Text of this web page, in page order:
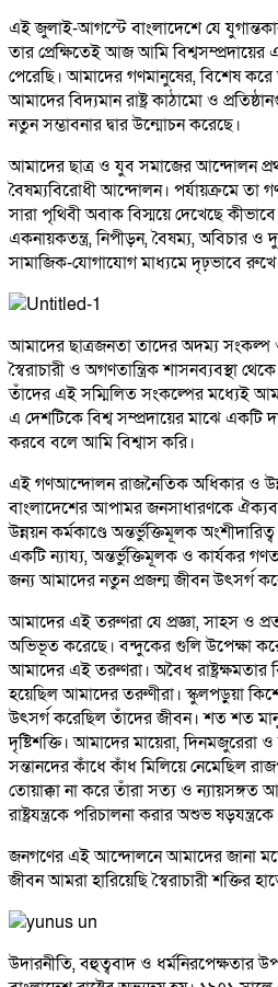
এই জুলাই-আগস্টে বাংলাদেশে যে
তার প্রেক্ষিতেই আজ আমি
পেরেছি। আমাদের গণমানুষের, বিশেষ
আমাদের বিদ্যমান রাষ্ট্র কাঠামো ও
নতুন সম্ভাবনার দ্বার উন্মোচন করেছে।
আমাদের ছাত্র ও যুব সমাজের আন্দোলন
বৈষম্যবিরোধী আন্দোলন। পর্যায়ক্রমে
সারা পৃথিবী অবাক বিস্ময়ে দেখেছে
একনায়কতন্ত্র, নিপীড়ন, বৈষম্য, অবিচার ও
সামাজিক-যোগাযোগ মাধ্যমে দৃঢ়ভাবে রুখে
আমাদের ছাত্রজনতা তাদের অদম্য সংকল্প
স্বৈরাচারী ও অগণতান্ত্রিক শাসনব্যবস্থা
তাঁদের এই সম্মিলিত সংকল্পের মধ্যেই
এ দেশটিকে বিশ্ব সম্প্রদায়ের মাঝে একটি
করবে বলে আমি বিশ্বাস করি।
এই গণআন্দোলন রাজনৈতিক অধিকার ও
বাংলাদেশের আপামর জনসাধারণকে
উন্নয়ন কর্মকাণ্ডে অন্তর্ভুক্তিমূলক
একটি ন্যায্য, অন্তর্ভুক্তিমূলক ও কার্যকর
জন্য আমাদের নতুন প্রজন্ম জীবন উৎসর্গ
আমাদের এই তরুণরা যে প্রজ্ঞা, সাহস ও
অভিভূত করেছে। বন্দুকের গুলি উপেক্ষা
আমাদের এই তরুণরা। অবৈধ রাষ্ট্রক্ষমতার
হয়েছিল আমাদের তরুণীরা। স্কুলপড়ুয়া
উৎসর্গ করেছিল তাঁদের জীবন। শত শত
দৃষ্টিশক্তি। আমাদের মায়েরা,
সন্তানদের কাঁধে কাঁধ মিলিয়ে নেমেছিল
তোয়াক্কা না করে তাঁরা সত্য ও ন্যায়সঙ্গত
রাষ্ট্রযন্ত্রকে পরিচালনা করার অশুভ
জনগণের এই আন্দোলনে আমাদের জানা
জীবন আমরা হারিয়েছি স্বৈরাচারী শক্তির
উদারনীতি, বহুত্ববাদ ও ধর্মনিরপেক্ষতার